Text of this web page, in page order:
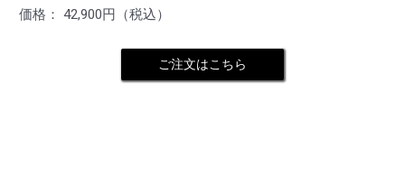
価格： 42,900円（税込）
ご注文はこちら